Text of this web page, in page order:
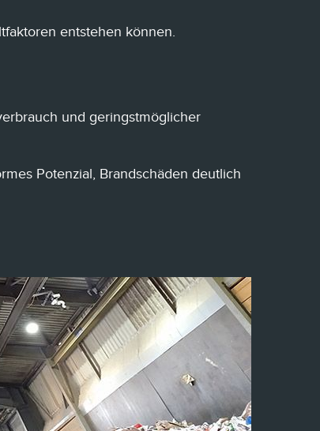
entstehen können.
und geringstmöglicher
Potenzial, Brandschäden deutlich